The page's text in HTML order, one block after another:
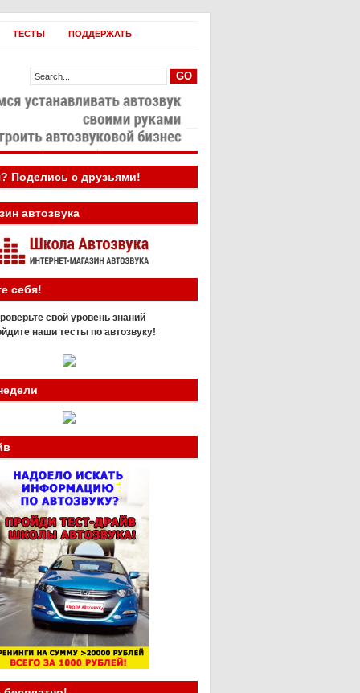
ТЕСТЫ ПОДДЕРЖАТЬ
Бизнес
Поделись с друзьями!
автозвука
себя!
свой уровень знаний
наши тесты по автозвуку!